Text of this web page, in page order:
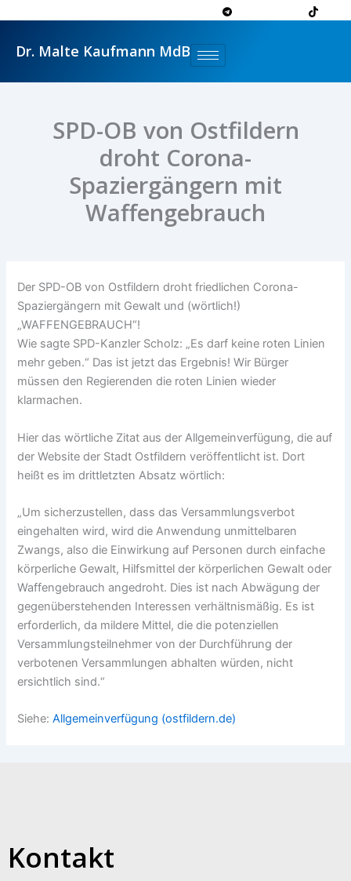
springen
Dr. Malte Kaufmann MdB
SPD-OB von Ostfildern
droht Corona-
Spaziergängern mit
Waffengebrauch
Der SPD-OB von Ostfildern droht friedlichen Corona-
Spaziergängern mit Gewalt und (wörtlich!)
„WAFFENGEBRAUCH“!
Wie sagte SPD-Kanzler Scholz: „Es darf keine roten Linien
mehr geben.“ Das ist jetzt das Ergebnis! Wir Bürger
müssen den Regierenden die roten Linien wieder
klarmachen.
Hier das wörtliche Zitat aus der Allgemeinverfügung, die auf
der Website der Stadt Ostfildern veröffentlicht ist. Dort
heißt es im drittletzten Absatz wörtlich:
„Um sicherzustellen, dass das Versammlungsverbot
eingehalten wird, wird die Anwendung unmittelbaren
Zwangs, also die Einwirkung auf Personen durch einfache
körperliche Gewalt, Hilfsmittel der körperlichen Gewalt oder
Waffengebrauch angedroht. Dies ist nach Abwägung der
gegenüberstehenden Interessen verhältnismäßig. Es ist
erforderlich, da mildere Mittel, die die potenziellen
Versammlungsteilnehmer von der Durchführung der
verbotenen Versammlungen abhalten würden, nicht
ersichtlich sind.“
Siehe:Allgemeinverfügung (ostfildern.de)
Kontakt